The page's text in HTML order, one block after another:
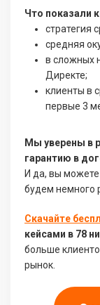
Что показали
стратегия
средняя
в сложных
Директе;
клиенты в
первые 3
Мы уверены в
гарантию в
И да, вы
будем немного
Скачайте
кейсами в 78
больше
рынок.